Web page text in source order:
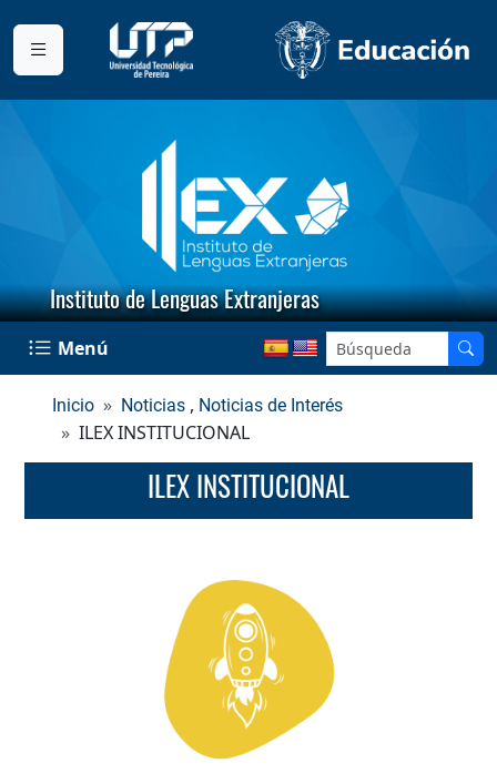
Instituto de Lenguas Extranjeras
Menú
Inicio Noticias , Noticias de Interés
ILEX INSTITUCIONAL
ILEX INSTITUCIONAL